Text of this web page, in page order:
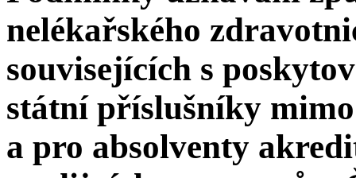
nelékařského
souvisejících s
státní příslušníky
a pro absolventy